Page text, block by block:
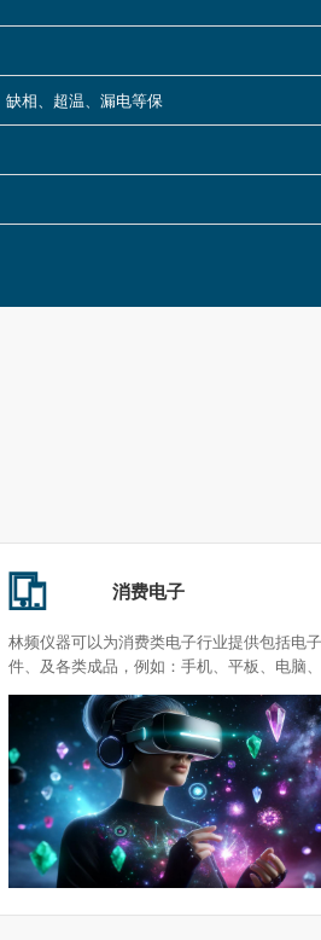
相、超温、漏电等保
消费电子
林频仪器可以为消费类电子行业提供包括电
件、及各类成品，例如：手机、平板、电脑、